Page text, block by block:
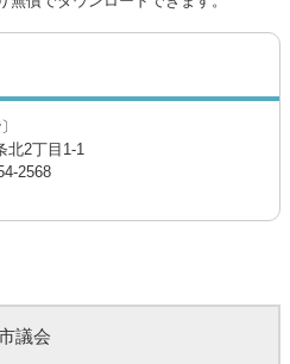
北2丁目1-1
2568
議会